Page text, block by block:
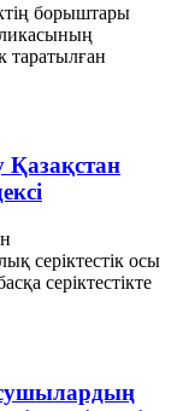
борыштары
таратылған
Қазақстан
серiктестiк осы
серiктестiкте